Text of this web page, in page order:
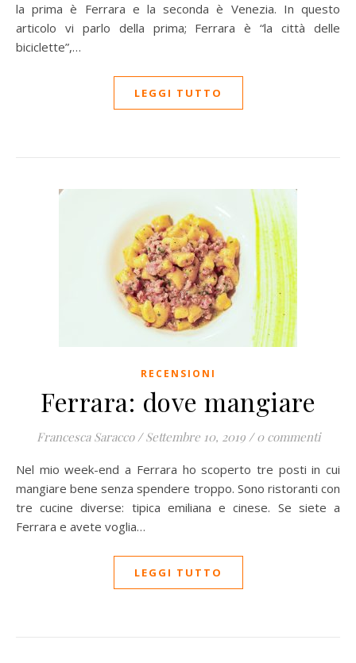
la prima è Ferrara e la seconda è Venezia. In questo
articolo vi parlo della prima; Ferrara è “la città delle
biciclette”,…
LEGGI TUTTO
RECENSIONI
Ferrara: dove mangiare
Francesca Saracco / Settembre 10, 2019 / 0 commenti
Nel mio week-end a Ferrara ho scoperto tre posti in cui
mangiare bene senza spendere troppo. Sono ristoranti con
tre cucine diverse: tipica emiliana e cinese. Se siete a
Ferrara e avete voglia…
LEGGI TUTTO